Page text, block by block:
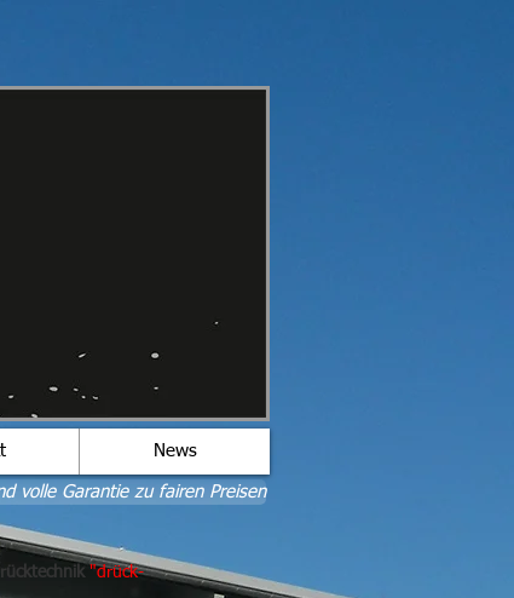
News
volle Garantie zu fairen Preisen
"drück-